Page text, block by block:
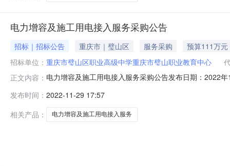
电力增容及施工用电接入服务采购公告
招标｜招标公告 重庆市｜璧山区 服务采购
预算111万元
招标单位： 重庆市璧山区职业高级中学重庆市璧山职业教育中心
正文内容： 电力增容及施工用电接入服务采购公告发布日期：2022
用线上投标方式对项目进行投标。线下投标无效！）一
格要求参与采购活动的供应
发布时间： 2022-11-29 17:57
相关产品：
电力增容及施工用电接入服务